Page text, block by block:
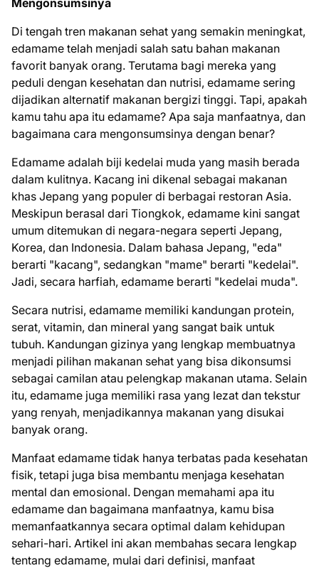
Mengonsumsinya
Di tengah tren makanan sehat yang semakin meningkat,
edamame telah menjadi salah satu bahan makanan
favorit banyak orang. Terutama bagi mereka yang
peduli dengan kesehatan dan nutrisi, edamame sering
dijadikan alternatif makanan bergizi tinggi. Tapi, apakah
kamu tahu apa itu edamame? Apa saja manfaatnya, dan
bagaimana cara mengonsumsinya dengan benar?
Edamame adalah biji kedelai muda yang masih berada
dalam kulitnya. Kacang ini dikenal sebagai makanan
khas Jepang yang populer di berbagai restoran Asia.
Meskipun berasal dari Tiongkok, edamame kini sangat
umum ditemukan di negara-negara seperti Jepang,
Korea, dan Indonesia. Dalam bahasa Jepang, "eda"
berarti "kacang", sedangkan "mame" berarti "kedelai".
Jadi, secara harfiah, edamame berarti "kedelai muda".
Secara nutrisi, edamame memiliki kandungan protein,
serat, vitamin, dan mineral yang sangat baik untuk
tubuh. Kandungan gizinya yang lengkap membuatnya
menjadi pilihan makanan sehat yang bisa dikonsumsi
sebagai camilan atau pelengkap makanan utama. Selain
itu, edamame juga memiliki rasa yang lezat dan tekstur
yang renyah, menjadikannya makanan yang disukai
banyak orang.
Manfaat edamame tidak hanya terbatas pada kesehatan
fisik, tetapi juga bisa membantu menjaga kesehatan
mental dan emosional. Dengan memahami apa itu
edamame dan bagaimana manfaatnya, kamu bisa
memanfaatkannya secara optimal dalam kehidupan
sehari-hari. Artikel ini akan membahas secara lengkap
tentang edamame, mulai dari definisi, manfaat